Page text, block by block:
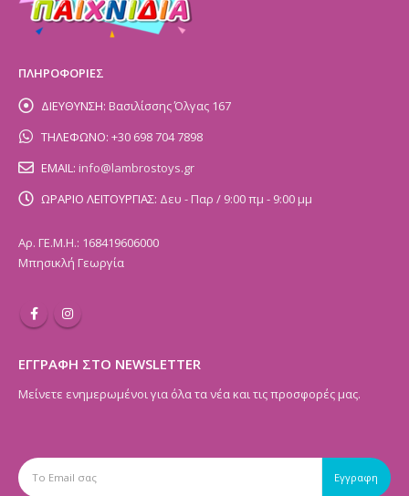
ΠΛΗΡΟΦΟΡΙΕΣ
ΔΙΕΥΘΥΝΣΗ: Βασιλίσσης Όλγας 167
ΤΗΛΕΦΩΝΟ: +30 698 704 7898
EMAIL: info@lambrostoys.gr
ΩΡΑΡΙΟ ΛΕΙΤΟΥΡΓΙΑΣ: Δευ - Παρ / 9:00 πμ - 9:00 μμ
Αρ. ΓΕ.Μ.Η.: 168419606000
Μπησικλή Γεωργία
ΕΓΓΡΑΦΗ ΣΤΟ NEWSLETTER
Μείνετε ενημερωμένοι για όλα τα νέα και τις προσφορές μας.